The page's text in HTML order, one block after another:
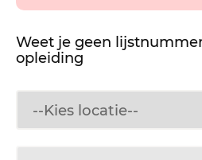
Weet je geen
opleiding